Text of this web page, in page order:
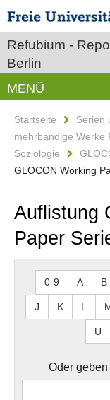
Refubium -
Berlin
MENÜ
Startseite Serien
mehrbändige Werke
Soziologie
GLOCON Working
Auflistung
Paper
0-9 A B
J K L
U
Oder